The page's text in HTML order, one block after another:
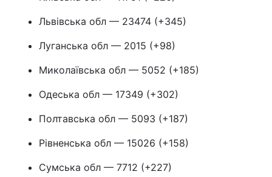
Львівська обл — 23474 (+345)
Луганська обл — 2015 (+98)
Миколаївська обл — 5052 (+185)
Одеська обл — 17349 (+302)
Полтавська обл — 5093 (+187)
Рівненська обл — 15026 (+158)
Сумська обл — 7712 (+227)